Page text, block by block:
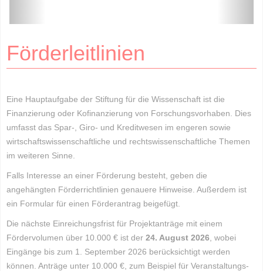
Förderleitlinien
Eine Hauptaufgabe der Stiftung für die Wissenschaft ist die
Finanzierung oder Kofinanzierung von Forschungsvorhaben. Dies
umfasst das Spar-, Giro- und Kreditwesen im engeren sowie
wirtschaftswissenschaftliche und rechtswissenschaftliche Themen
im weiteren Sinne.
Falls Interesse an einer Förderung besteht, geben die
angehängten Förderrichtlinien genauere Hinweise. Außerdem ist
ein Formular für einen Förderantrag beigefügt.
Die nächste Einreichungsfrist für Projektanträge mit einem
Fördervolumen über 10.000 € ist der 24. August 2026 , wobei
Eingänge bis zum 1. September 2026 berücksichtigt werden
können. Anträge unter 10.000 €, zum Beispiel für Veranstaltungs-